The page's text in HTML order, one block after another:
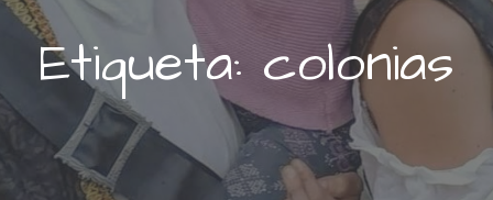
Etiqueta: colonias